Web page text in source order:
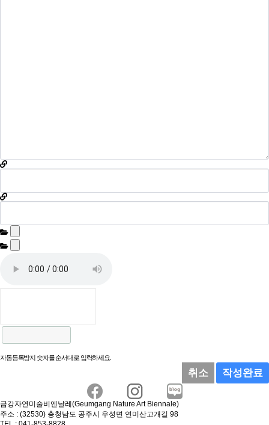
자동등록방지 숫자를 순서대로 입력하세요.
취소 작성완료
금강자연미술비엔날레(Geumgang Nature Art Biennale)
주소 : (32530) 충청남도 공주시 우성면 연미산고개길 98